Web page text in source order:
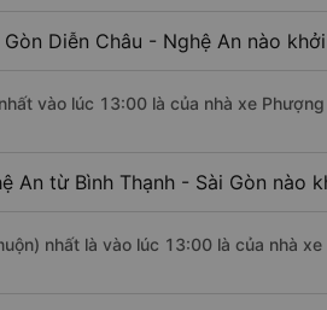
Diễn Châu - Nghệ An nào
vào lúc 13:00 là của nhà xe Phượng
An từ Bình Thạnh - Sài Gòn nào
nhất là vào lúc 13:00 là của nhà xe